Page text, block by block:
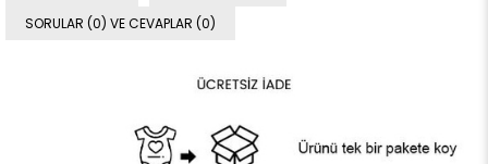
SORULAR (0) VE CEVAPLAR (0)